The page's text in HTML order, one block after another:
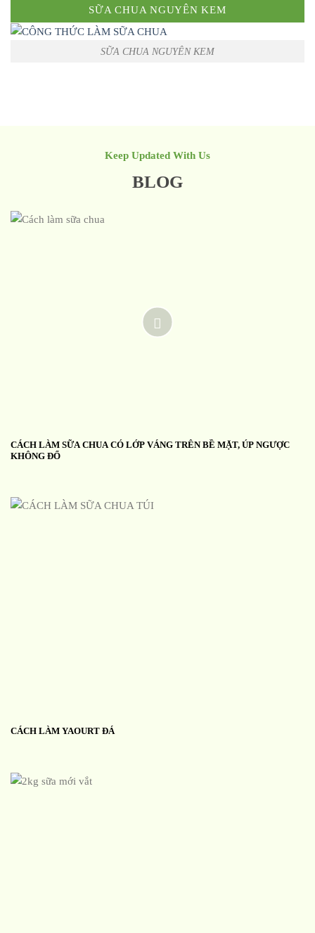
SỮA CHUA NGUYÊN KEM
SỮA CHUA NGUYÊN KEM
Keep Updated With Us
BLOG
CÁCH LÀM SỮA CHUA CÓ LỚP VÁNG TRÊN BỀ MẶT, ÚP NGƯỢC
KHÔNG ĐỔ
CÁCH LÀM YAOURT ĐÁ